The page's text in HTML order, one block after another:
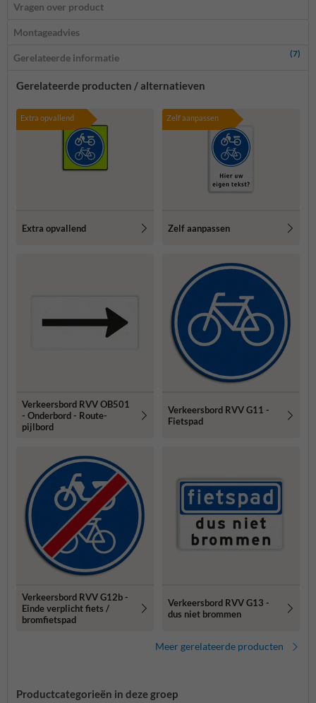
Vragen over product
Montageadvies
Gerelateerde informatie (7)
Gerelateerde producten / alternatieven
Extra opvallend
Extra opvallend
Zelf aanpassen
Zelf aanpassen
Verkeersbord RVV OB501
- Onderbord - Route-
pijlbord
Verkeersbord RVV G11 -
Fietspad
Verkeersbord RVV G12b -
Einde verplicht fiets /
bromfietspad
Verkeersbord RVV G13 -
dus niet brommen
Meer gerelateerde producten
Productcategorieën in deze groep